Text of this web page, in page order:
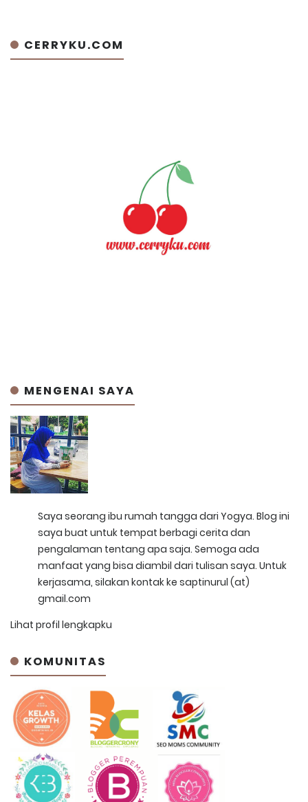
CERRYKU.COM
MENGENAI SAYA
Saya seorang ibu rumah tangga dari Yogya. Blog ini
saya buat untuk tempat berbagi cerita dan
pengalaman tentang apa saja. Semoga ada
manfaat yang bisa diambil dari tulisan saya. Untuk
kerjasama, silakan kontak ke saptinurul (at)
gmail.com
Lihat profil lengkapku
KOMUNITAS